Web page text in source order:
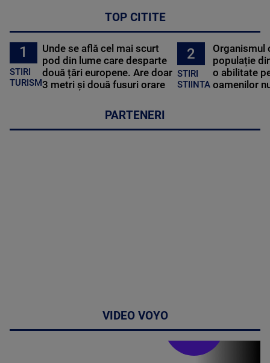
TOP CITITE
1
STIRI
TURISM
Unde se află cel mai scurt
pod din lume care desparte
două țări europene. Are doar
3 metri și două fusuri orare
2
STIRI
STIINTA
Organismul
populație
o abilitate
oamenilor
PARTENERI
VIDEO VOYO